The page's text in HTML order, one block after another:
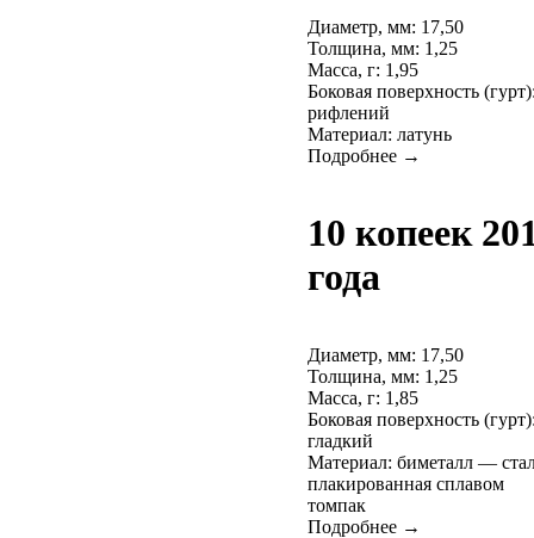
Диаметр, мм: 17,50
Толщина, мм: 1,25
Масса, г: 1,95
Боковая поверхность
рифлений
Материал: латунь
Подробнее →
10 копеек
года
Диаметр, мм: 17,50
Толщина, мм: 1,25
Масса, г: 1,85
Боковая поверхность
гладкий
Материал: биметалл —
плакированная сплавом
томпак
Подробнее →